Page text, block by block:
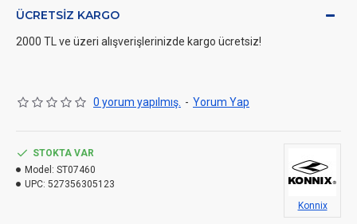
ÜCRETSIZ KARGO
2000 TL ve üzeri alışverişlerinizde kargo ücretsiz!
0 yorum yapılmış. - Yorum Yap
STOKTA VAR
Model: ST07460
UPC: 527356305123
Konnix